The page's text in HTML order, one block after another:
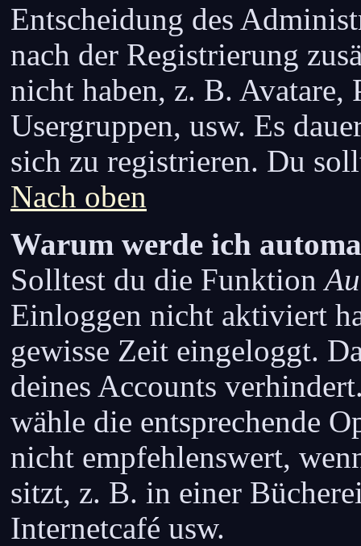
Entscheidung des
nach der Registrierung
nicht haben, z. B.
Usergruppen, usw. Es
sich zu registrieren. Du
Nach oben
Warum werde ich
Solltest du die Funktion
Einloggen nicht aktiviert
gewisse Zeit eingeloggt.
deines Accounts
wähle die entsprechende
nicht empfehlenswert,
sitzt, z. B. in einer
Internetcafé usw.